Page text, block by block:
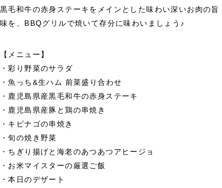
黒毛和牛の赤身ステーキをメインとした味わい深いお肉の旨
味を、BBQグリルで焼いて存分に味わいましょう♪
【メニュー】
・彩り野菜のサラダ
・魚っち&生ハム 前菜盛り合わせ
・鹿児島県産黒毛和牛の赤身ステーキ
・鹿児島県産豚と鶏の串焼き
・キビナゴの串焼き
・旬の焼き野菜
・ちぎり揚げと海老のあつあつアヒージョ
・お米マイスターの厳選ご飯
・本日のデザート